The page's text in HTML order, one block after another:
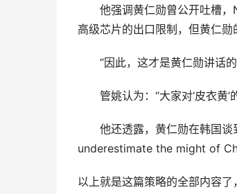
他强调黄仁勋曾公开吐槽
高级芯片的出口限制，但黄仁勋
“因此，这才是黄仁勋讲话
管姚认为：“大家对‘皮衣黄
他还透露，黄仁勋在韩国
underestimate the might of
以上就是这篇策略的全部内容